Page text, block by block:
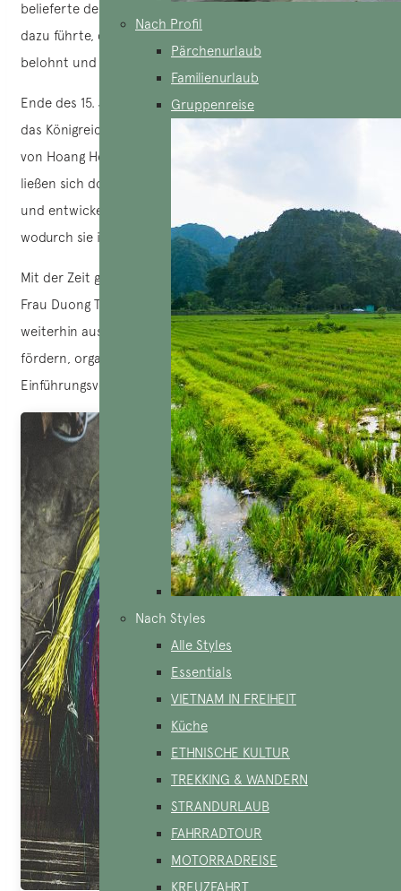
Nach Profil
Pärchenurlaub
Familienurlaub
Gruppenreise
Nach Styles
Alle Styles
Essentials
VIETNAM IN FREIHEIT
Küche
ETHNISCHE KULTUR
TREKKING & WANDERN
STRANDURLAUB
FAHRRADTOUR
MOTORRADREISE
KREUZFAHRT
belieferte den kaiserlichen Hof mit seinen Produkten, was
dazu führte, dass viele Handwerker von den Herrschern
belohnt und geehrt wurden.
Ende des 15. Jahrhunderts, nachdem König Le Thanh Tong
das Königreich Champa erobert hatte, kamen Bewohner
von Hoang Hoa (heute Thanh Hoa) nach Cam Ne und
ließen sich dort nieder. Die Mattenweberei folgte ihnen
und entwickelte sich in dem neuen Land schnell weiter,
wodurch sie ihren eigenen Ruf begründete.
Mit der Zeit gab es nur noch eine einzige Familie, die von
Frau Duong Thi Thong, die dieses archaische Handwerk
weiterhin ausübte. Um diese Tradition zu bewahren und zu
fördern, organisiert Frau Thong für Besucher
Einführungsveranstaltungen in das Weben.